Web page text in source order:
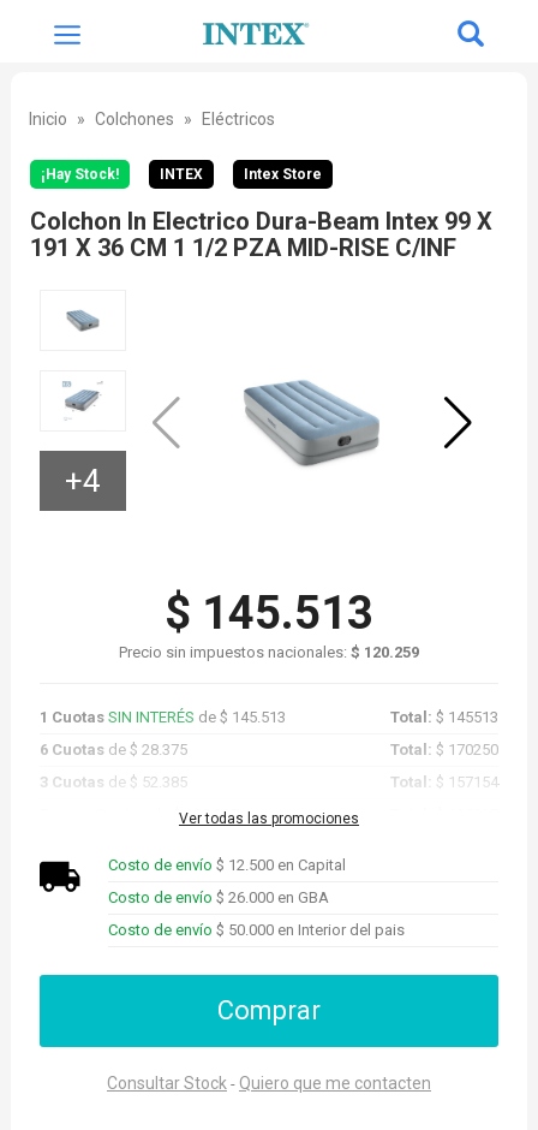
Inicio Colchones Eléctricos
¡Hay Stock! INTEX Intex Store
Colchon In Electrico Dura-Beam Intex 99 X
191 X 36 CM 1 1/2 PZA MID-RISE C/INF
+4
$ 145.513
Precio sin impuestos nacionales: $ 120.259
1 Cuotas SIN INTERÉS de $ 145.513 Total:$ 145513
6 Cuotasde $ 28.375 Total:$ 170250
3 Cuotas de $ 52.385 Total: $ 157154
de $ 138.237
Ver todas las promociones
Costo de envío $ 12.500 en Capital
Costo de envío $ 26.000 en GBA
Costo de envío $ 50.000 en Interior del pais
Comprar
Consultar Stock- Quiero que me contacten